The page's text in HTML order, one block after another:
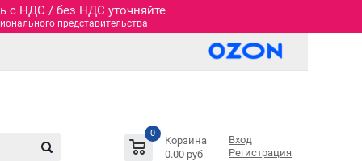
c НДС / без НДС уточняйте
представительства
0
Корзина
0.00 руб
Вход
Регистрация